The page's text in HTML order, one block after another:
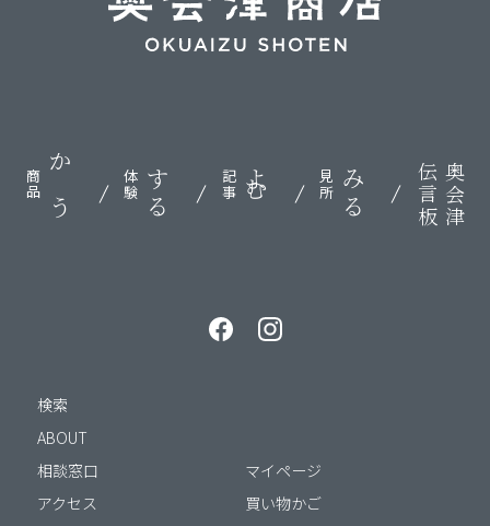
かう
商品 する
体験 よむ
記事 みる
見所 奥会津
伝言板
検索
ABOUT
相談窓口
アクセス
マイページ
買い物かご